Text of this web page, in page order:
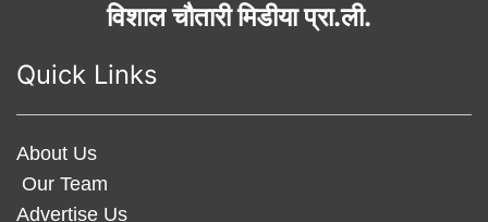
विशाल चौतारी मिडीया प्रा.ली.
Quick Links
About Us
Our Team
Advertise Us